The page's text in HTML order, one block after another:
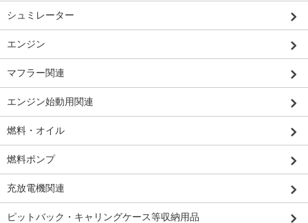
シュミレーター
エンジン
マフラー関連
エンジン始動用関連
燃料・オイル
燃料ポンプ
充放電機関連
ピットバック・キャリングケース等収納用品